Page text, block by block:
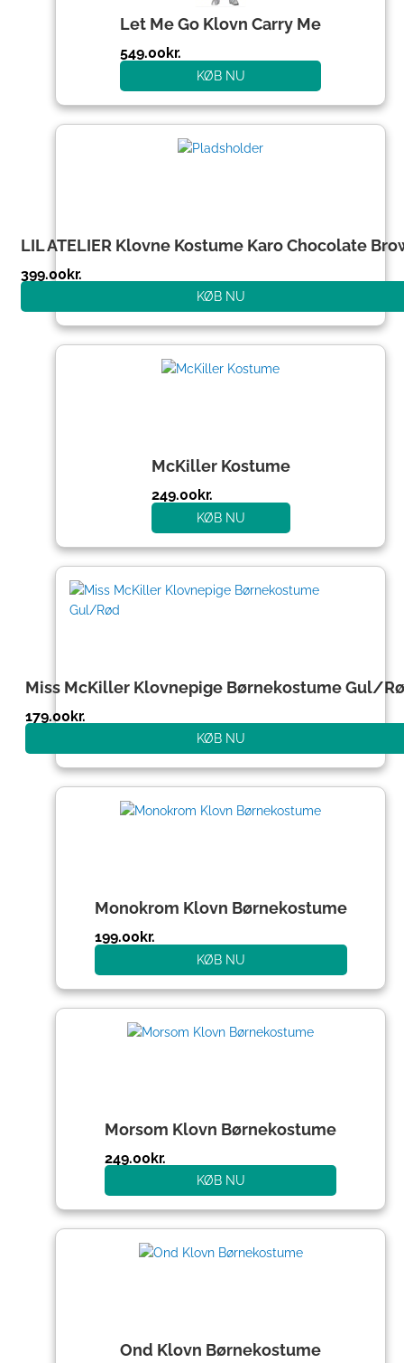
Let Me Go Klovn Carry Me
549.00kr.
KØB NU
LIL ATELIER Klovne Kostume Karo Chocolate
399.00kr.
KØB NU
McKiller Kostume
249.00kr.
KØB NU
Miss McKiller Klovnepige Børnekostume Gul/
179.00kr.
KØB NU
Monokrom Klovn Børnekostume
199.00kr.
KØB NU
Morsom Klovn Børnekostume
249.00kr.
KØB NU
Ond Klovn Børnekostume